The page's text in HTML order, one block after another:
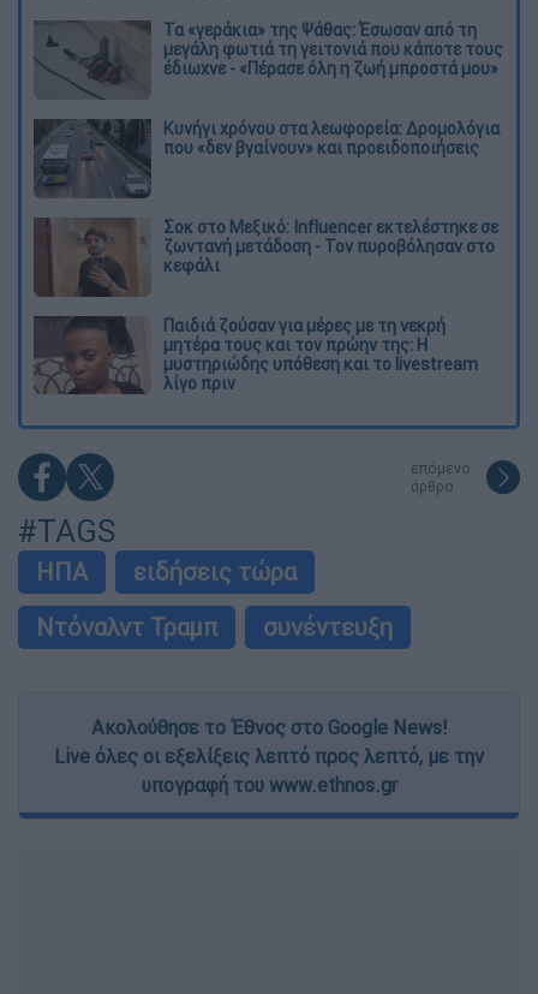
Τα «γεράκια» της Ψάθας: Έσωσαν από τη
μεγάλη φωτιά τη γειτονιά που κάποτε τους
έδιωχνε - «Πέρασε όλη η ζωή μπροστά μου»
Κυνήγι χρόνου στα λεωφορεία: Δρομολόγια
που «δεν βγαίνουν» και προειδοποιήσεις
Σοκ στο Μεξικό: Influencer εκτελέστηκε σε
ζωντανή μετάδοση - Τον πυροβόλησαν στο
κεφάλι
Παιδιά ζούσαν για μέρες με τη νεκρή
μητέρα τους και τον πρώην της: Η
μυστηριώδης υπόθεση και το livestream
λίγο πριν
επόμενο
άρθρο
#TAGS
ΗΠΑ
ειδήσεις τώρα
Ντόναλντ Τραμπ
συνέντευξη
Ακολούθησε το Έθνος στο Google News!
Live όλες οι εξελίξεις λεπτό προς λεπτό, με την
υπογραφή του www.ethnos.gr